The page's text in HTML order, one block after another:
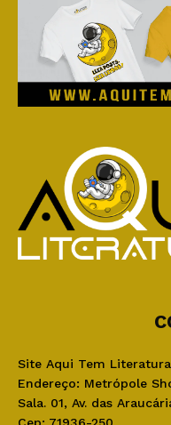
Site Aqui Tem
Endereço: Metrópole
Sala. 01, Av. das
Cep: 71936-250